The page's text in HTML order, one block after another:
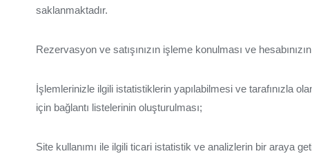
saklanmaktadır.
Rezervasyon ve satışınızın işleme konulması ve
İşlemlerinizle ilgili istatistiklerin yapılabilmesi ve tarafınızla
için bağlantı listelerinin oluşturulması;
Site kullanımı ile ilgili ticari istatistik ve analizlerin bir araya